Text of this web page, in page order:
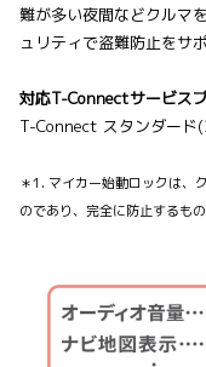
難が多い夜間などクルマ
ュリティで盗難防止をサ
対応T-Connectサービス
T-Connect スタンダード
＊1. マイカー始動ロックは、
のであり、完全に防止するも